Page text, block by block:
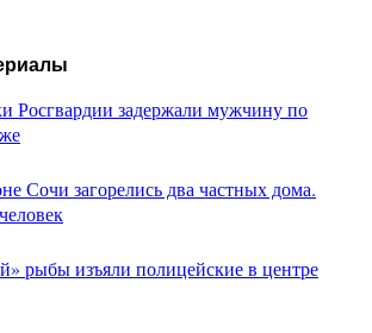
Росгвардии задержали мужчину по
Сочи загорелись два частных дома.
рыбы изъяли полицейские в центре